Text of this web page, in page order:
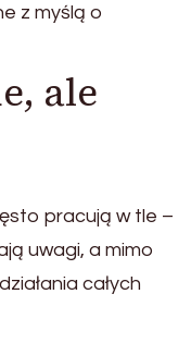
z myślą o
ale
pracują w tle –
uwagi, a mimo
całych